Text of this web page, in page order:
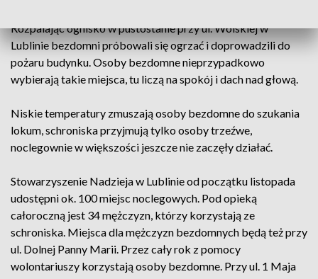
Rozpalając ognisko w pustostanie przy ul. Wolskiej w
Lublinie bezdomni próbowali się ogrzać i doprowadzili do
pożaru budynku. Osoby bezdomne nieprzypadkowo
wybierają takie miejsca, tu liczą na spokój i dach nad głową.
Niskie temperatury zmuszają osoby bezdomne do szukania
lokum, schroniska przyjmują tylko osoby trzeźwe,
noclegownie w większości jeszcze nie zaczęły działać.
Stowarzyszenie Nadzieja w Lublinie od początku listopada
udostępni ok. 100 miejsc noclegowych. Pod opieką
całoroczną jest 34 mężczyzn, którzy korzystają ze
schroniska. Miejsca dla mężczyzn bezdomnych będą też przy
ul. Dolnej Panny Marii. Przez cały rok z pomocy
wolontariuszy korzystają osoby bezdomne. Przy ul. 1 Maja